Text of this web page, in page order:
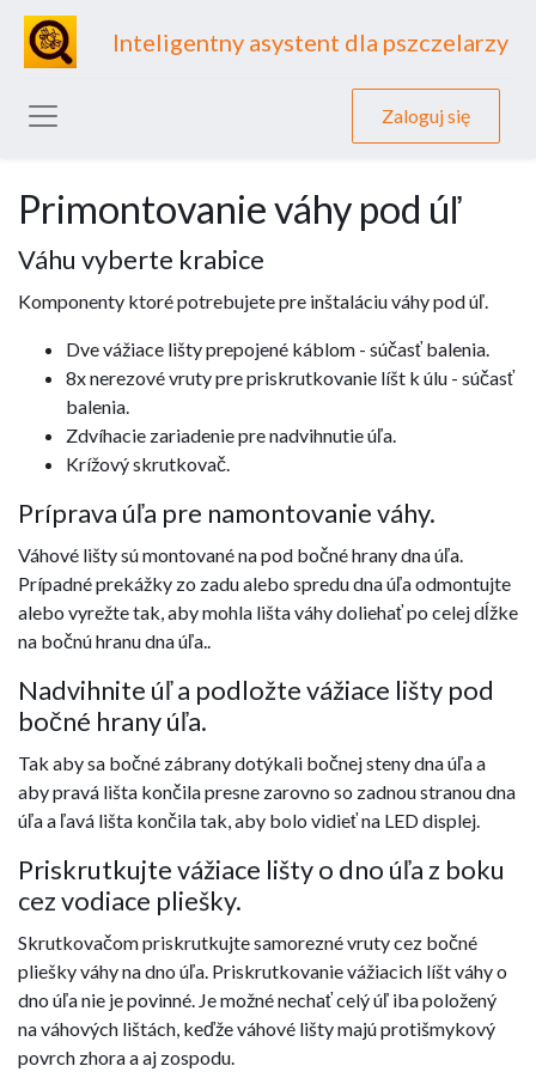
Inteligentny asystent dla pszczelarzy
Zaloguj się
Primontovanie váhy pod úľ
Váhu vyberte krabice
Komponenty ktoré potrebujete pre inštaláciu váhy pod úľ.
Dve vážiace lišty prepojené káblom - súčasť balenia.
8x nerezové vruty pre priskrutkovanie líšt k úlu - súčasť
balenia.
Zdvíhacie zariadenie pre nadvihnutie úľa.
Krížový skrutkovač.
Príprava úľa pre namontovanie váhy.
Váhové lišty sú montované na pod bočné hrany dna úľa.
Prípadné prekážky zo zadu alebo spredu dna úľa odmontujte
alebo vyrežte tak, aby mohla lišta váhy doliehať po celej dĺžke
na bočnú hranu dna úľa..
Nadvihnite úľ a podložte vážiace lišty pod
bočné hrany úľa.
Tak aby sa bočné zábrany dotýkali bočnej steny dna úľa a
aby pravá lišta končila presne zarovno so zadnou stranou dna
úľa a ľavá lišta končila tak, aby bolo vidieť na LED displej.
Priskrutkujte vážiace lišty o dno úľa z boku
cez vodiace pliešky.
Skrutkovačom priskrutkujte samorezné vruty cez bočné
pliešky váhy na dno úľa. Priskrutkovanie vážiacich líšt váhy o
dno úľa nie je povinné. Je možné nechať celý úľ iba položený
na váhových lištách, keďže váhové lišty majú protišmykový
povrch zhora a aj zospodu.